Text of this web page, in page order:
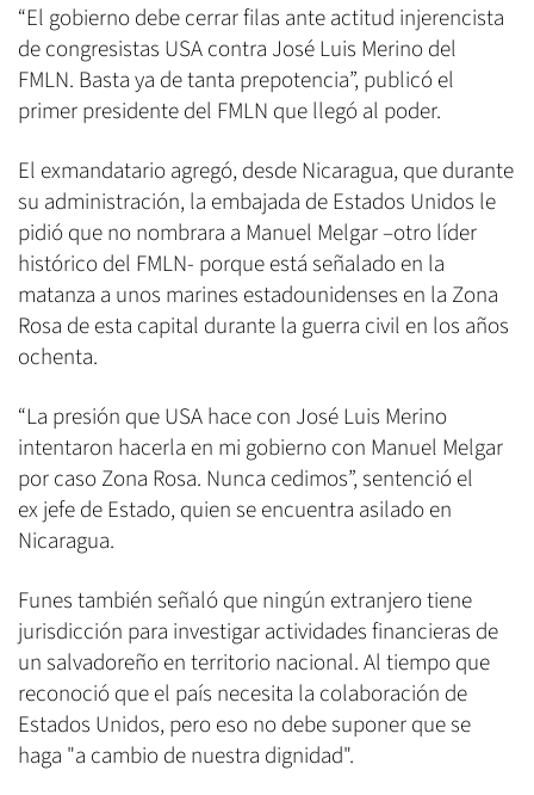
“El gobierno debe cerrar filas ante actitud injerencista
de congresistas USA contra José Luis Merino del
FMLN. Basta ya de tanta prepotencia”, publicó el
primer presidente del FMLN que llegó al poder.
El exmandatario agregó, desde Nicaragua, que durante
su administración, la embajada de Estados Unidos le
pidió que no nombrara a Manuel Melgar –otro líder
histórico del FMLN- porque está señalado en la
matanza a unos marines estadounidenses en la Zona
Rosa de esta capital durante la guerra civil en los años
ochenta.
“La presión que USA hace con José Luis Merino
intentaron hacerla en mi gobierno con Manuel Melgar
por caso Zona Rosa. Nunca cedimos”, sentenció el
ex jefe de Estado, quien se encuentra asilado en
Nicaragua.
Funes también señaló que ningún extranjero tiene
jurisdicción para investigar actividades financieras de
un salvadoreño en territorio nacional. Al tiempo que
reconoció que el país necesita la colaboración de
Estados Unidos, pero eso no debe suponer que se
haga "a cambio de nuestra dignidad".